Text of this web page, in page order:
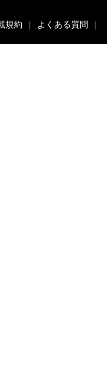
規約 ｜ よくある質問 ｜